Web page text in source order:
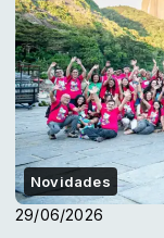
Novidades
29/06/2026